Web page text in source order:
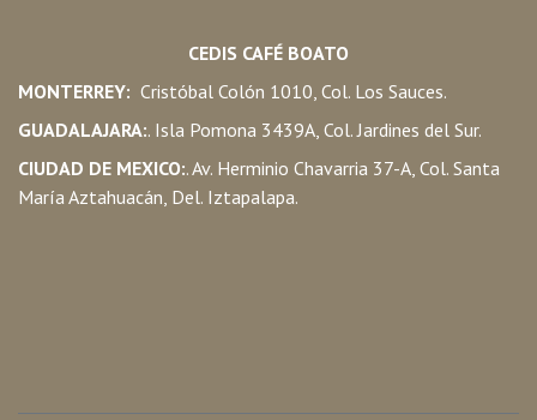
CEDIS CAFÉ BOATO
MONTERREY: Cristóbal Colón 1010, Col. Los Sauces.
GUADALAJARA:. Isla Pomona 3439A, Col. Jardines del Sur.
CIUDAD DE MEXICO:. Av. Herminio Chavarria 37-A, Col. Santa
María Aztahuacán, Del. Iztapalapa.